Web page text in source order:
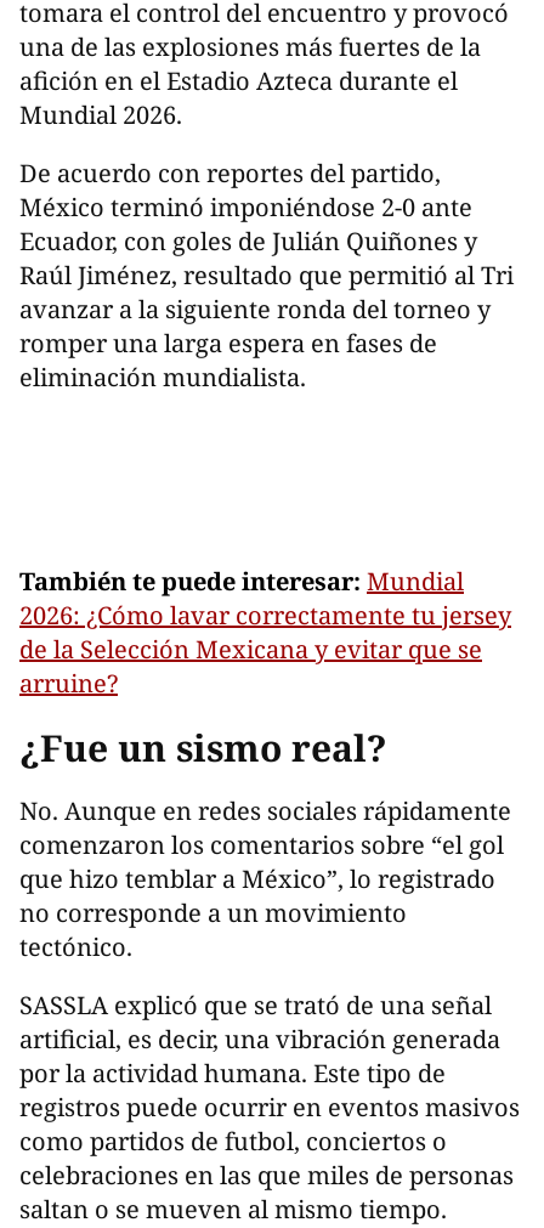
tomara el control del encuentro y provocó
una de las explosiones más fuertes de la
afición en el Estadio Azteca durante el
Mundial 2026.
De acuerdo con reportes del partido,
México terminó imponiéndose 2-0 ante
Ecuador, con goles de Julián Quiñones y
Raúl Jiménez, resultado que permitió al Tri
avanzar a la siguiente ronda del torneo y
romper una larga espera en fases de
eliminación mundialista.
También te puede interesar: Mundial
2026: ¿Cómo lavar correctamente tu jersey
de la Selección Mexicana y evitar que se
arruine?
¿Fue un sismo real?
No. Aunque en redes sociales rápidamente
comenzaron los comentarios sobre “el gol
que hizo temblar a México”, lo registrado
no corresponde a un movimiento
tectónico.
SASSLA explicó que se trató de una señal
artificial, es decir, una vibración generada
por la actividad humana. Este tipo de
registros puede ocurrir en eventos masivos
como partidos de futbol, conciertos o
celebraciones en las que miles de personas
saltan o se mueven al mismo tiempo.